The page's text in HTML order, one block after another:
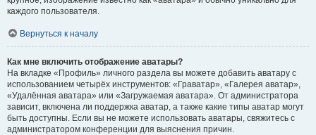
каждого пользователя.
Вернуться к началу
Как мне включить отображение аватары?
На вкладке «Профиль» личного раздела вы можете добавить аватару с
использованием четырёх инструментов: «Граватар», «Галерея аватар»,
«Удалённая аватара» или «Загружаемая аватара». От администратора
зависит, включена ли поддержка аватар, а также какие типы аватар могут
быть доступны. Если вы не можете использовать аватары, свяжитесь с
администратором конференции для выяснения причин.